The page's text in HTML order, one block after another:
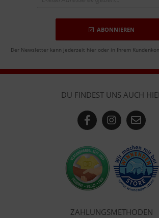
ABONNIEREN
Der Newsletter kann jederzeit hier oder in Ihrem
DU FINDEST UNS AUCH
ZAHLUNGSMETHODEN